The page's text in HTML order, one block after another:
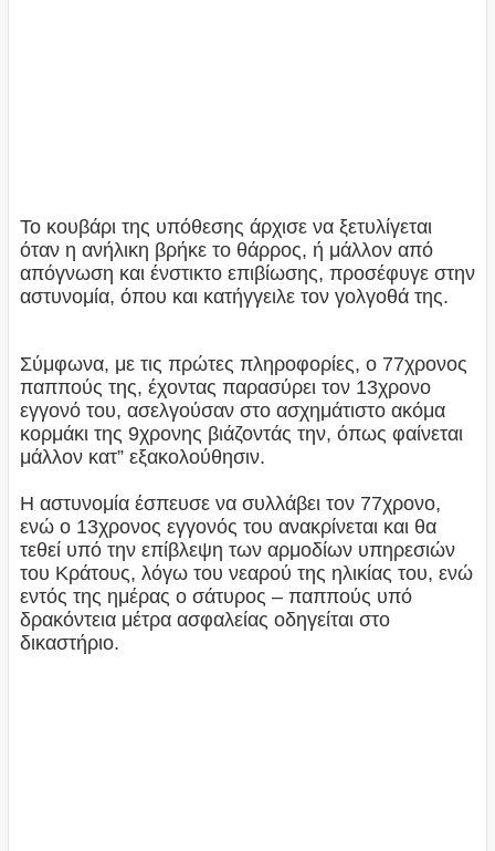
Το κουβάρι της υπόθεσης άρχισε να ξετυλίγεται
όταν η ανήλικη βρήκε το θάρρος, ή μάλλον από
απόγνωση και ένστικτο επιβίωσης, προσέφυγε στην
αστυνομία, όπου και κατήγγειλε τον γολγοθά της.
Σύμφωνα, με τις πρώτες πληροφορίες, ο 77χρονος
παππούς της, έχοντας παρασύρει τον 13χρονο
εγγονό του, ασελγούσαν στο ασχημάτιστο ακόμα
κορμάκι της 9χρονης βιάζοντάς την, όπως φαίνεται
μάλλον κατ” εξακολούθησιν.
Η αστυνομία έσπευσε να συλλάβει τον 77χρονο,
ενώ ο 13χρονος εγγονός του ανακρίνεται και θα
τεθεί υπό την επίβλεψη των αρμοδίων υπηρεσιών
του Κράτους, λόγω του νεαρού της ηλικίας του, ενώ
εντός της ημέρας ο σάτυρος – παππούς υπό
δρακόντεια μέτρα ασφαλείας οδηγείται στο
δικαστήριο.